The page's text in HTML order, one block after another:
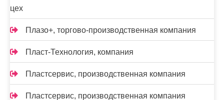
цех
Плазо+, торгово-производственная компания
Пласт-Технология, компания
Пластсервис, производственная компания
Пластсервис, производственная компания